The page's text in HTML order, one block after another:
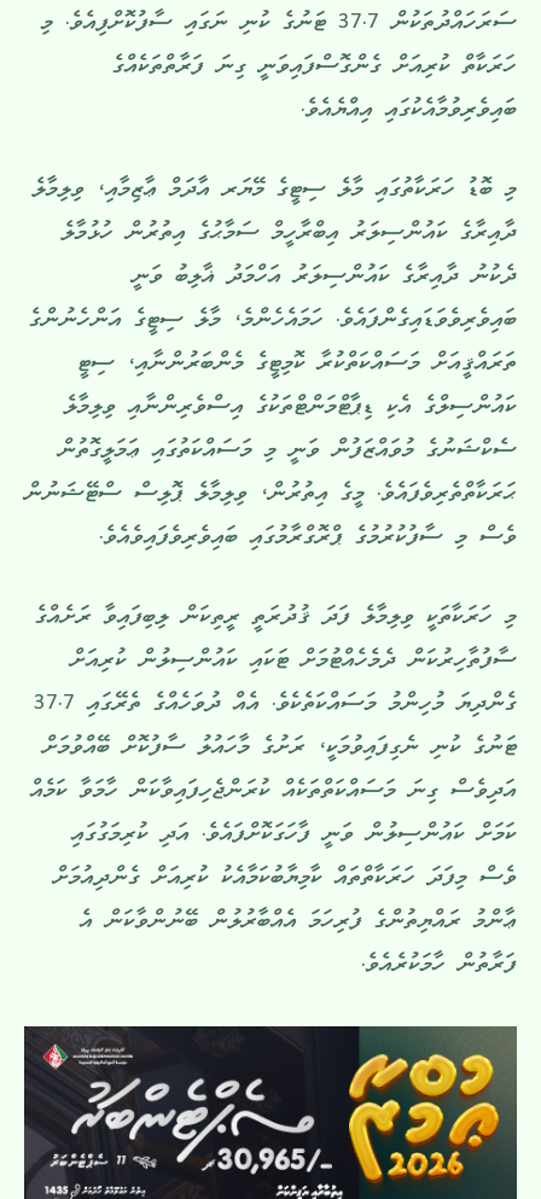
ސަރަހައްދުތަކުން 37.7 ޓަނުގެ ކުނި ނަގައި ސާފުކޮށްފިއެވެ. މި
ހަރަކާތް ކުރިއަށް ގެންގޮސްފައިވަނީ ގިނަ ފަރާތްތަކެއްގެ
ބައިވެރިވުމާއެކުގައި އިއްޔެއެވެ.
މި ބޮޑު ހަރަކާތުގައި މާލެ ސިޓީގެ މޭޔަރ އާދަމް ޢާޒިމާއި، ވިލިމާލެ
ދާއިރާގެ ކައުންސިލަރު އިބްރާހީމް ސަމާޙުގެ އިތުރުން ހުޅުމާލެ
ދެކުނު ދާއިރާގެ ކައުންސިލަރު އަހްމަދު ޣާލިބު ވަނީ
ބައިވެރިވެވަޑައިގެންފައެވެ. ހަމައެހެންމެ، މާލެ ސިޓީގެ އަންހެނުންގެ
ތަރައްޤީއަށް މަސައްކަތްކުރާ ކޮމިޓީގެ މެންބަރުންނާއި، ސިޓީ
ކައުންސިލްގެ އެކި ޑިޕާޓްމަންޓްތަކުގެ އިސްވެރިންނާއި ވިލިމާލެ
ސެކްޝަނުގެ މުވައްޒަފުން ވަނީ މި މަސައްކަތުގައި ޢަމަލީގޮތުން
ޙަރަކާތްތެރިވެފައެވެ. މީގެ އިތުރުން، ވިލިމާލެ ޕޮލިސް ސްޓޭޝަނުން
ވެސް މި ސާފުކުރުމުގެ ޕްރޮގްރާމުގައި ބައިވެރިވެފައިވެއެވެ.
މި ހަރަކާތަކީ ވިލިމާލެ ފަދަ ޤުދުރަތީ ރީތިކަން ލިބިފައިވާ ރަށެއްގެ
ސާފުތާހިރުކަން ދެމެހެއްޓުމަށް ޓަކައި ކައުންސިލުން ކުރިއަށް
ގެންދިޔަ މުހިންމު މަސައްކަތެކެވެ. އެއް ދުވަހެއްގެ ތެރޭގައި 37.7
ޓަނުގެ ކުނި ނެގިފައިވުމަކީ، ރަށުގެ މާހައުލު ސާފުކޮށް ބޭއްވުމަށް
އަދިވެސް ގިނަ މަސައްކަތްތަކެއް ކުރަންޖެހިފައިވާކަން ހާމަވާ ކަމެއް
ކަމަށް ކައުންސިލުން ވަނީ ފާހަގަކޮށްފައެވެ. އަދި ކުރިމަގުގައި
ވެސް މިފަދަ ހަރަކާތްތައް ކާމިޔާބުކަމާއެކު ކުރިއަށް ގެންދިއުމަށް
ޢާންމު ރައްޔިތުންގެ ފުރިހަމަ އެއްބާރުލުން ބޭނުންވާކަން އެ
ފަރާތުން ހާމަކުރެއެވެ.